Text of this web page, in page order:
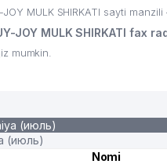
JOY MULK SHIRKATI sayti manzili
JOY MULK SHIRKATI fax
mumkin.
(июль)
(июль)
Nomi